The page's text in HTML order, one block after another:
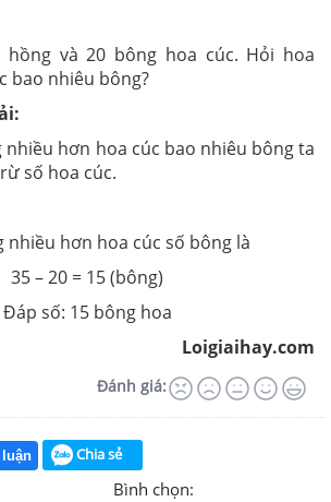
hồng và 20 bông hoa cúc. Hỏi hoa
bao nhiêu bông?
hơn hoa cúc bao nhiêu bông ta
số hoa cúc.
nhiều hơn hoa cúc số bông là
35 – 20 = 15 (bông)
Đáp số: 15 bông hoa
Loigiaihay.com
Đánh giá:
luận Chia sẻ
Bình chọn: